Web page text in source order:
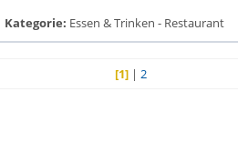
Kategorie: Essen & Trinken - Restaurant
[1] |2